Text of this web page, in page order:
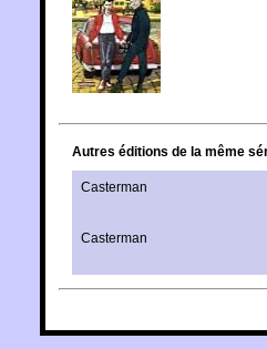
Autres éditions de la même
Casterman
Casterman